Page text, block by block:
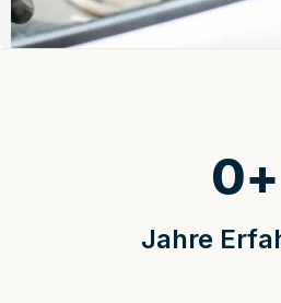
Jahre
0+